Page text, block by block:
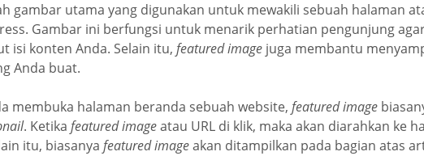
gambar utama yang digunakan untuk mewakili sebuah halaman
Gambar ini berfungsi untuk menarik perhatian pengunjung
isi konten Anda. Selain itu, featured image juga membantu
Anda buat.
membuka halaman beranda sebuah website, featured image
. Ketika featured imageatau URL di klik, maka akan diarahkan ke
itu, biasanya featured imageakan ditampilkan pada bagian atas